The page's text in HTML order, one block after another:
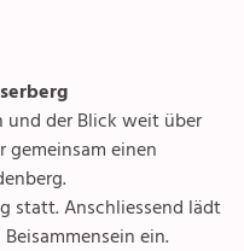
und der Blick weit über
einen
statt. Anschliessend lädt
ein.